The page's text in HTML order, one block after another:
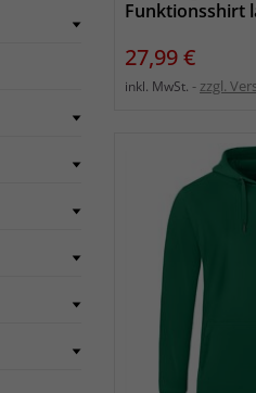
Funktionsshirt
Preis
27,99 €
inkl. MwSt. zzgl.